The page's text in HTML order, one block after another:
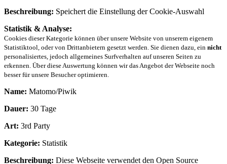
Beschreibung: Speichert die Einstellung der Cookie-Auswahl
Statistik & Analyse:
Cookies dieser Kategorie können über unsere Website von unserem eigenem
Statistiktool, oder von Drittanbietern gesetzt werden. Sie dienen dazu, ein nicht
personalisiertes, jedoch allgemeines Surfverhalten auf unseren Seiten zu
erkennen. Über diese Auswertung können wir das Angebot der Webseite noch
besser für unsere Besucher optimieren.
Name: Matomo/Piwik
Dauer: 30 Tage
Art: 3rd Party
Kategorie: Statistik
Beschreibung: Diese Webseite verwendet den Open Source